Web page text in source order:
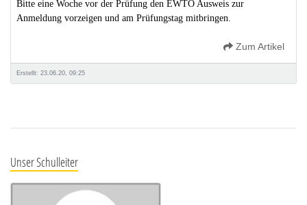
Bitte eine Woche vor der Prüfung den EWTO Ausweis zur
Anmeldung vorzeigen und am Prüfungstag mitbringen.
Zum Artikel
Erstellt: 23.06.20, 09:25
Unser Schulleiter